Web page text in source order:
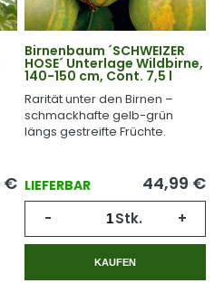
€
Birnenbaum ´SCHWEIZER
HOSE´ Unterlage Wildbirne,
140-150 cm, Cont. 7,5 l
Rarität unter den Birnen –
schmackhafte gelb-grün
längs gestreifte Früchte.
LIEFERBAR 44,99 €
- Stk. +
KAUFEN